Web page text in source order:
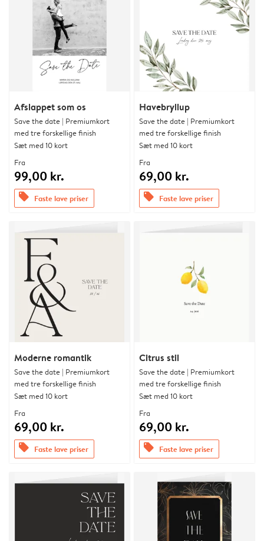
Afslappet som os
Save the date | Premiumkort
med tre forskellige finish
Sæt med 10 kort
Fra
99,00 kr.
offers Faste lave priser
Havebryllup
Save the date | Premiumkort
med tre forskellige finish
Sæt med 10 kort
Fra
69,00 kr.
offers Faste lave priser
Moderne romantik
Save the date | Premiumkort
med tre forskellige finish
Sæt med 10 kort
Fra
69,00 kr.
offers Faste lave priser
Citrus stil
Save the date | Premiumkort
med tre forskellige finish
Sæt med 10 kort
Fra
69,00 kr.
offers Faste lave priser